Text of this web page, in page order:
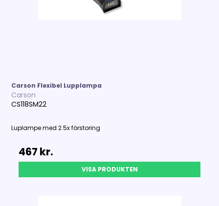
Carson Flexibel Lupplampa
Carson
CS118SM22
Luplampe med 2.5x förstoring
467 kr.
VISA PRODUKTEN